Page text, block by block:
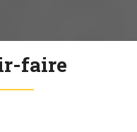
connait son lot de
d’éventuelles
approche et les
faire